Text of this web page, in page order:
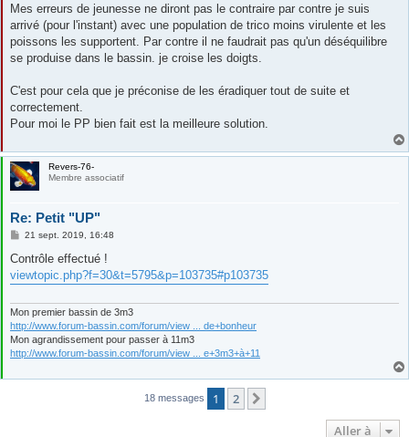
Mes erreurs de jeunesse ne diront pas le contraire par contre je suis
arrivé (pour l'instant) avec une population de trico moins virulente et les
poissons les supportent. Par contre il ne faudrait pas qu'un déséquilibre
se produise dans le bassin. je croise les doigts.
C'est pour cela que je préconise de les éradiquer tout de suite et
correctement.
Pour moi le PP bien fait est la meilleure solution.
Revers-76-
Membre associatif
Re: Petit "UP"
M
s
a
21 sept. 2019, 16:48
Contrôle effectué !
viewtopic.php?f=30&t=5795&p=103735#p103735
Mon premier bassin de 3m3
http://www.forum-bassin.com/forum/view ... de+bonheur
Mon agrandissement pour passer à 11m3
http://www.forum-bassin.com/forum/view ... e+3m3+à+11
18 messages 1 2
Aller à